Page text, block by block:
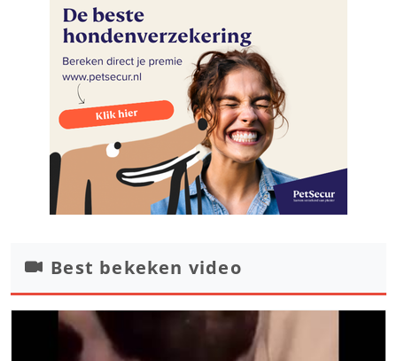
Best bekeken video